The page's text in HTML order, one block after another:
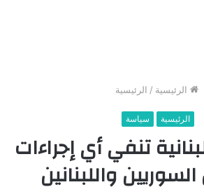
الرئيسية / الرئيسية
الرئيسية سياسة
تنفي أي إجراءات
واللبنانين